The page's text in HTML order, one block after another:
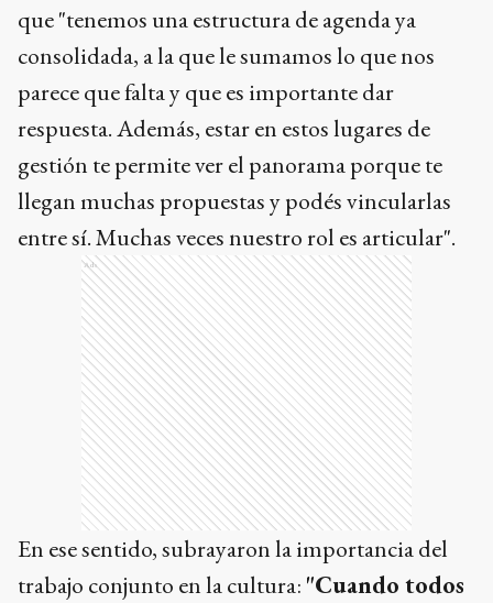
que "tenemos una estructura de agenda ya
consolidada, a la que le sumamos lo que nos
parece que falta y que es importante dar
respuesta. Además, estar en estos lugares de
gestión te permite ver el panorama porque te
llegan muchas propuestas y podés vincularlas
entre sí. Muchas veces nuestro rol es articular".
Ads
En ese sentido, subrayaron la importancia del
trabajo conjunto en la cultura: "Cuando todos